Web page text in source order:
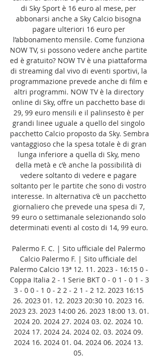
di Sky Sport è 16 euro al mese, per
abbonarsi anche a Sky Calcio bisogna
pagare ulteriori 16 euro per
l’abbonamento mensile. Come funziona
NOW TV, si possono vedere anche partite
ed è gratuito? NOW TV è una piattaforma
di streaming dal vivo di eventi sportivi, la
programmazione prevede anche di film e
altri programmi. NOW TV è la directory
online di Sky, offre un pacchetto base di
29, 99 euro mensili e il palinsesto è per
grandi linee uguale a quello del singolo
pacchetto Calcio proposto da Sky. Sembra
vantaggioso che la spesa totale è di gran
lunga inferiore a quella di Sky, meno
della metà e c’è anche la possibilità di
vedere soltanto di vedere e pagare
soltanto per le partite che sono di vostro
interesse. In alternativa c’è un pacchetto
giornaliero che prevede una spesa di 7,
99 euro o settimanale selezionando solo
determinati eventi al costo di 14, 99 euro.
Palermo F. C. | Sito ufficiale del Palermo
Calcio﻿ Palermo F. | Sito ufficiale del
Palermo Calcio 13ª 12. 11. 2023 - 16:15 0 -
Coppa Italia 2 - 1 Serie BKT 0 - 0 1 - 0 1 - 3
3 - 0 0 - 1 0 - 2 2 - 2 1 - 2 12. 2023 16:15
26. 2023 01. 12. 2023 20:30 10. 2023 16.
2023 23. 2023 14:00 26. 2023 18:00 13. 01.
2024 20. 2024 27. 2024 03. 02. 2024 10.
2024 17. 2024 24. 2024 02. 03. 2024 09.
2024 16. 2024 01. 04. 2024 06. 2024 13.
05.